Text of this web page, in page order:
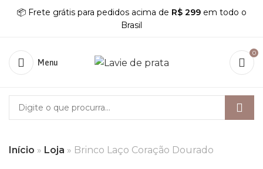
📦 Frete grátis para pedidos acima de R$ 299 em todo o
Brasil
Menu
0
Início » Loja » Brinco Laço Coração Dourado